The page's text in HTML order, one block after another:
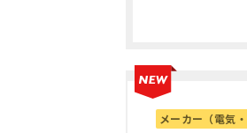
メーカー（電気・